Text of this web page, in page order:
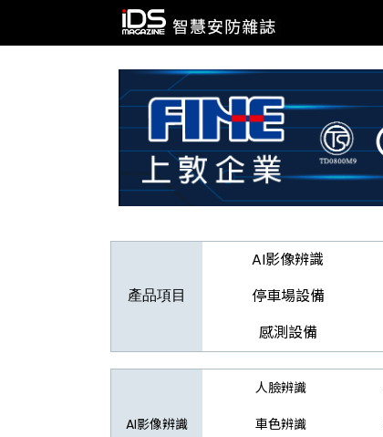
產品項目
AI影像辨識
停車場設備
感測設備
AI影像辨識
人臉辨識
車色辨識